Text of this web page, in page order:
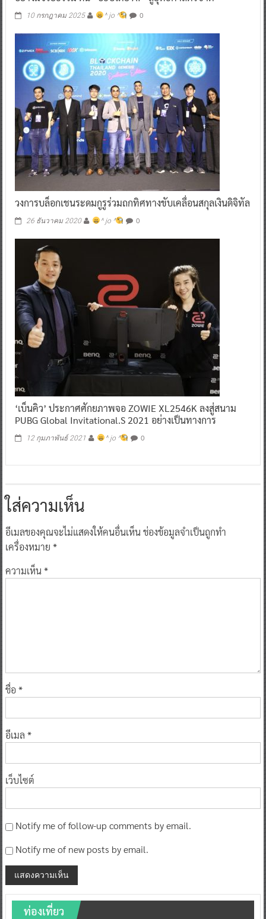
10 กรกฎาคม 2025 ^ jo ^ 0
วงการบล็อกเชนระดมกูรูร่วมถกทิศทางขับเคลื่อนสกุลเงินดิจิทัล
26 ธันวาคม 2020 ^ jo ^ 0
‘เบ็นคิว’ ประกาศศักยภาพจอ ZOWIE XL2546K ลงสู่สนาม
PUBG Global Invitational.S 2021 อย่างเป็นทางการ
12 กุมภาพันธ์ 2021 ^ jo ^ 0
ใส่ความเห็น
อีเมลของคุณจะไม่แสดงให้คนอื่นเห็นช่องข้อมูลจำเป็นถูกทำ
เครื่องหมาย *
ความเห็น*
ชื่อ *
อีเมล *
เว็บไซต์
Notify me of follow-up comments by email.
Notify me of new posts by email.
ท่องเที่ยว